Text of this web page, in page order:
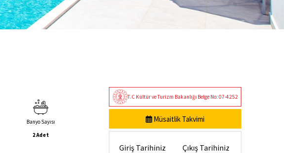
Banyo Sayısı
2 Adet
T.C Kültür ve Turizm Bakanlığı Belge No: 07-4252
Müsaitlik Takvimi
Giriş Tarihiniz Çıkış Tarihiniz